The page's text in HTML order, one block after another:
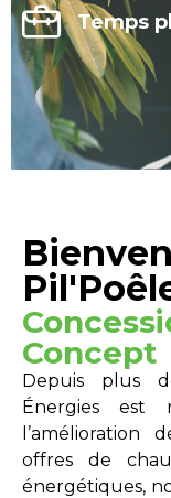
Temps
Concept
Depuis plus
Énergies est
l’amélioration
offres de
énergétiques,